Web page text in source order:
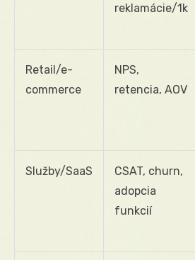
reklamácie/1k
Retail/e-
commerce
NPS,
retencia, AOV
Služby/SaaS
CSAT, churn,
adopcia
funkcií